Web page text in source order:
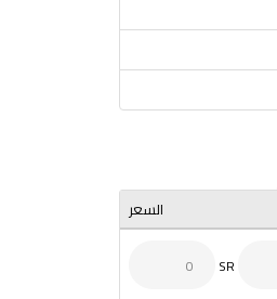
السعر
SR